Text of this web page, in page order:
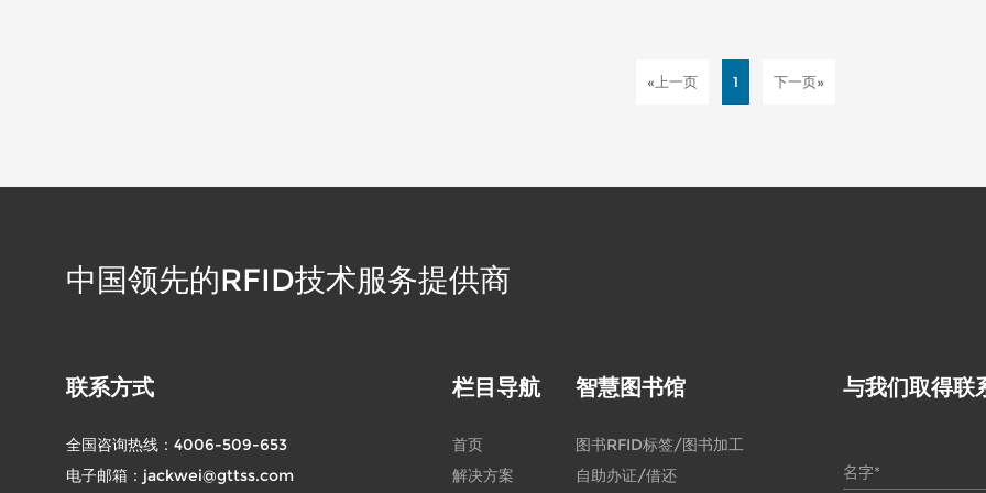
«上一页 1 下一页»
中国领先的RFID技术服务提供商
联系方式
全国咨询热线： 4006-509-653
电子邮箱： jackwei@gttss.com
栏目导航
首页
解决方案
智慧图书馆
图书RFID标签/图书加工
自助办证/借还
与我们取得联